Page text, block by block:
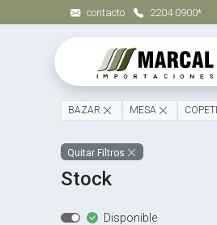
contacto 2204 0900*
BAZAR MESA
Quitar Filtros
Stock
Disponible